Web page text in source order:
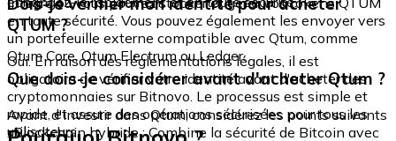
en toute sécurité. Vous pouvez également les envoyer vers
un portefeuille externe compatible avec Qtum, comme
Qtum Core, Qtum Electrum ou Ledger.
QTUM ?
Oui. En raison des réglementations légales, il est
obligatoire de vérifier votre identité avant d'acheter des
cryptomonnaies sur Bitnovo. Le processus est simple et
rapide, et assure des opérations sécurisées pour tous les
utilisateurs.
Que dois-je considérer avant d'acheter Qtum ?
Avant d'investir dans Qtum, considérez les points suivants
: Blockchain hybride : Combine la sécurité de Bitcoin avec